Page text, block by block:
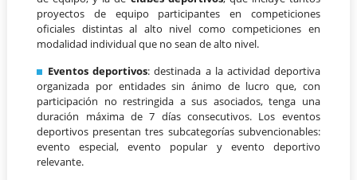
proyectos de equipo participantes en competiciones
oficiales distintas al alto nivel como competiciones en
modalidad individual que no sean de alto nivel.
Eventos deportivos: destinada a la actividad deportiva
organizada por entidades sin ánimo de lucro que, con
participación no restringida a sus asociados, tenga una
duración máxima de 7 días consecutivos. Los eventos
deportivos presentan tres subcategorías subvencionables:
evento especial, evento popular y evento deportivo
relevante.